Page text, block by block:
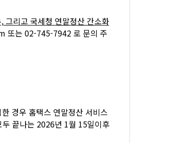
그리고 국세청 연말정산 간소화
는 02-745-7942 로 문의 주
경우 홈택스 연말정산 서비스
끝나는 2026년 1월 15일이후